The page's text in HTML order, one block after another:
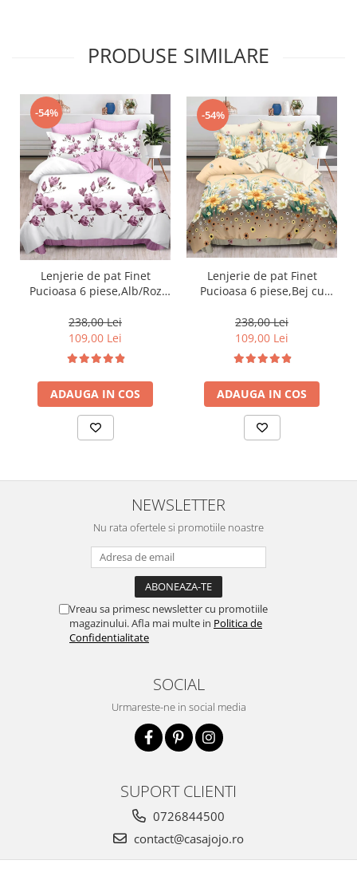
PRODUSE SIMILARE
-54%
Lenjerie de pat Finet
Pucioasa 6 piese,Alb/Roz
238,00 Lei
109,00 Lei
ADAUGA IN COS
-54%
Lenjerie de pat Finet
Pucioasa 6 piese,Bej cu
238,00 Lei
109,00 Lei
ADAUGA IN COS
NEWSLETTER
Nu rata ofertele si promotiile noastre
Vreau sa primesc newsletter cu promotiile
magazinului. Afla mai multe in Politica de
Confidentialitate
SOCIAL
Urmareste-ne in social media
SUPORT CLIENTI
0726844500
contact@casajojo.ro